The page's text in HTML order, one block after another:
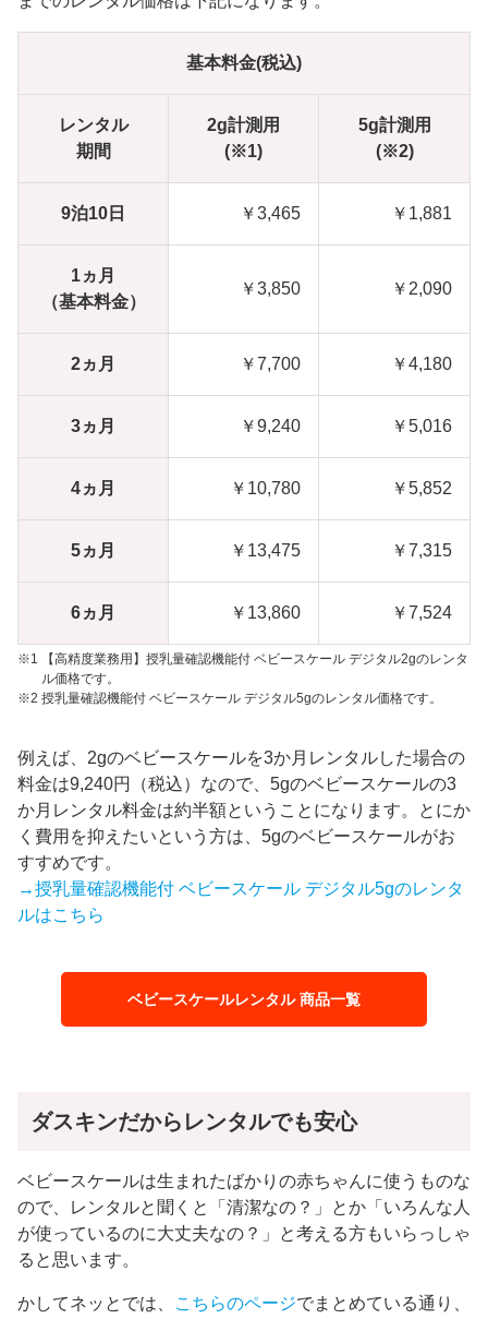
基本料金(税込)
レンタル
期間
2g計測用
(※1)
5g計測用
(※2)
9泊10日 ￥3,465 ￥1,881
1ヵ月
（基本料金）
￥3,850 ￥2,090
2ヵ月 ￥7,700 ￥4,180
3ヵ月 ￥9,240 ￥5,016
4ヵ月 ￥10,780 ￥5,852
5ヵ月 ￥13,475 ￥7,315
6ヵ月 ￥13,860 ￥7,524
【高精度業務用】授乳量確認機能付 ベビースケール デジタル2gのレンタ
ル価格です。
授乳量確認機能付 ベビースケール デジタル5gのレンタル価格です。
例えば、2gのベビースケールを3か月レンタルした場合の
料金は9,240円（税込）なので、5gのベビースケールの3
か月レンタル料金は約半額ということになります。とにか
く費用を抑えたいという方は、5gのベビースケールがお
すすめです。
→授乳量確認機能付 ベビースケール デジタル5gのレンタ
ルはこちら
ベビースケールレンタル 商品一覧
ダスキンだからレンタルでも安心
ベビースケールは生まれたばかりの赤ちゃんに使うものな
ので、レンタルと聞くと「清潔なの？」とか「いろんな人
が使っているのに大丈夫なの？」と考える方もいらっしゃ
ると思います。
かしてネッとでは、 こちらのページでまとめている通り、